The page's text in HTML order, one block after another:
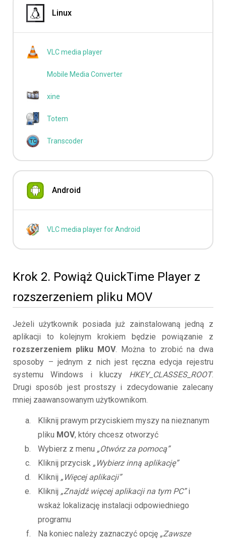
Linux
VLC media player
Mobile Media Converter
xine
Totem
Transcoder
Android
VLC media player for Android
Krok 2. Powiąż QuickTime Player z
rozszerzeniem pliku MOV
Jeżeli użytkownik posiada już zainstalowaną jedną z
aplikacji to kolejnym krokiem będzie powiązanie z
rozszerzeniem pliku MOV. Można to zrobić na dwa
sposoby – jednym z nich jest ręczna edycja rejestru
systemu Windows i kluczy HKEY_CLASSES_ROOT.
Drugi sposób jest prostszy i zdecydowanie zalecany
mniej zaawansowanym użytkownikom.
Kliknij prawym przyciskiem myszy na nieznanym
pliku MOV, który chcesz otworzyć
Wybierz z menu „Otwórz za pomocą”
Kliknij przycisk „Wybierz inną aplikację”
Kliknij „Więcej aplikacji”
Kliknij „Znajdź więcej aplikacji na tym PC”i
wskaż lokalizację instalacji odpowiedniego
programu
Na koniec należy zaznaczyć opcję „Zawsze